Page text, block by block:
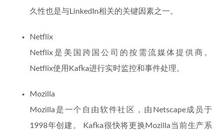
久性也是与LinkedIn相关的关键因素之一。
Netflix
Netflix是美国跨国公司的按需流媒体提供商。
Netflix使用Kafka进行实时监控和事件处理。
Mozilla
Mozilla是一个自由软件社区，由Netscape成员于
1998年创建。 Kafka很快将更换Mozilla当前生产系